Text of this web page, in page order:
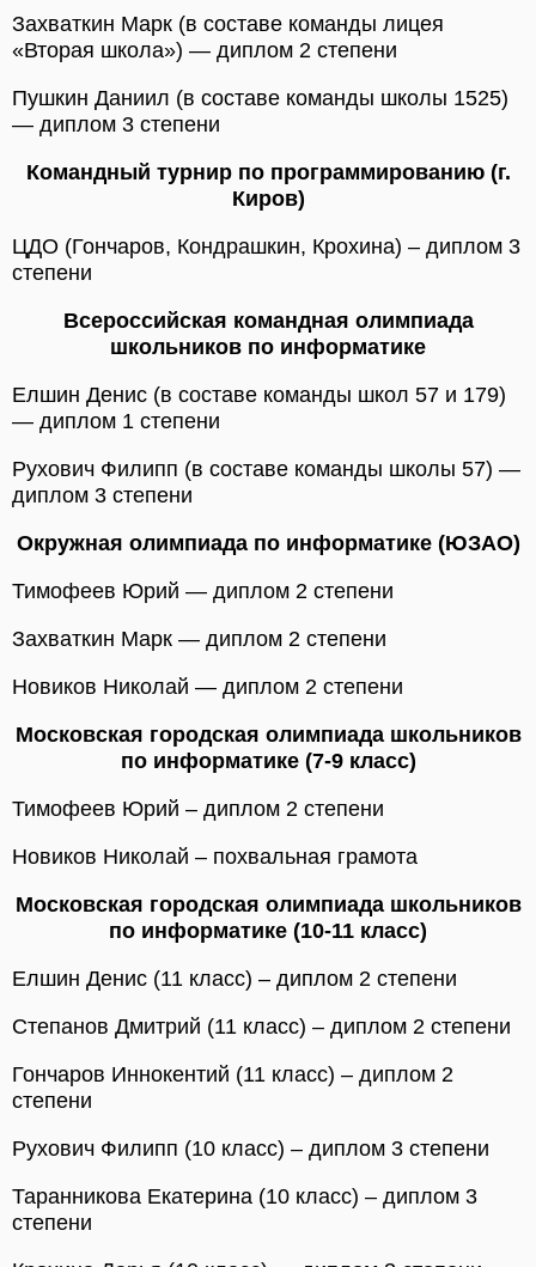
Захваткин Марк (в составе команды лицея
«Вторая школа») — диплом 2 степени
Пушкин Даниил (в составе команды школы 1525)
— диплом 3 степени
Командный турнир по программированию (г.
Киров)
ЦДО (Гончаров, Кондрашкин, Крохина) – диплом 3
степени
Всероссийская командная олимпиада
школьников по информатике
Елшин Денис (в составе команды школ 57 и 179)
— диплом 1 степени
Рухович Филипп (в составе команды школы 57) —
диплом 3 степени
Окружная олимпиада по информатике (ЮЗАО)
Тимофеев Юрий — диплом 2 степени
Захваткин Марк — диплом 2 степени
Новиков Николай — диплом 2 степени
Московская городская олимпиада школьников
по информатике (7-9 класс)
Тимофеев Юрий – диплом 2 степени
Новиков Николай – похвальная грамота
Московская городская олимпиада школьников
по информатике (10-11 класс)
Елшин Денис (11 класс) – диплом 2 степени
Степанов Дмитрий (11 класс) – диплом 2 степени
Гончаров Иннокентий (11 класс) – диплом 2
степени
Рухович Филипп (10 класс) – диплом 3 степени
Таранникова Екатерина (10 класс) – диплом 3
степени